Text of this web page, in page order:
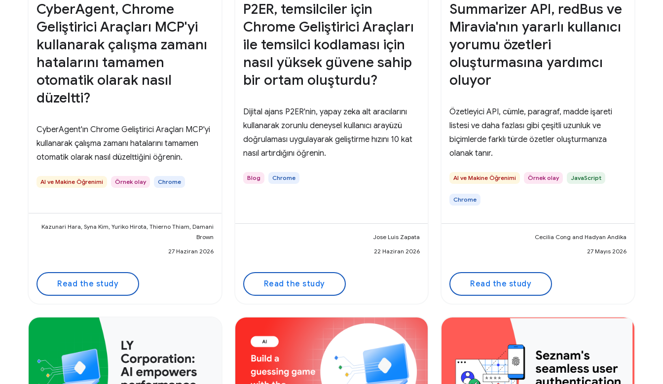
CyberAgent, Chrome
Geliştirici Araçları MCP'yi
kullanarak çalışma zamanı
hatalarını tamamen
otomatik olarak nasıl
düzeltti?
CyberAgent'ın Chrome Geliştirici Araçları MCP'yi
kullanarak çalışma zamanı hatalarını tamamen
otomatik olarak nasıl düzelttiğini öğrenin.
AI ve Makine Öğrenimi Örnek olay Chrome
Kazunari Hara, Syna Kim, Yuriko Hirota, Thierno Thiam, Damani
Brown
27 Haziran 2026
Read the study
P2ER, temsilciler için
Chrome Geliştirici Araçları
ile temsilci kodlaması için
nasıl yüksek güvene sahip
bir ortam oluşturdu?
Dijital ajans P2ER'nin, yapay zeka alt aracılarını
kullanarak zorunlu deneysel kullanıcı arayüzü
doğrulaması uygulayarak geliştirme hızını 10 kat
nasıl artırdığını öğrenin.
Blog Chrome
Jose Luis Zapata
22 Haziran 2026
Read the study
Summarizer API, redBus ve
Miravia'nın yararlı kullanıcı
yorumu özetleri
oluşturmasına yardımcı
oluyor
Özetleyici API, cümle, paragraf, madde işareti
listesi ve daha fazlası gibi çeşitli uzunluk ve
biçimlerde farklı türde özetler oluşturmanıza
olanak tanır.
AI ve Makine Öğrenimi Örnek olay JavaScript
Chrome
Cecilia Cong and Hadyan Andika
27 Mayıs 2026
Read the study